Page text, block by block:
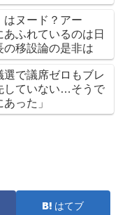
はヌード？アー
ふれているのは日
移設論の是非は
で議席ゼロもブレ
していない…そうで
った」
はてブ